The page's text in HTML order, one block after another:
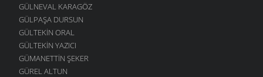
GÜLNEVAL KARAGÖZ
GÜLPAŞA DURSUN
GÜLTEKIN ORAL
GÜLTEKIN YAZICI
GÜMANETTIN ŞEKER
GÜREL ALTUN